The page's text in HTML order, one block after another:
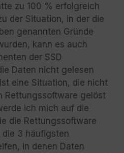
zu 100 % erfolgreich
der Situation, in der die
genannten Gründe
kann es auch
der SSD
Daten nicht gelesen
eine Situation, die nicht
Rettungssoftware gelöst
ich mich auf die
die Rettungssoftware
die 3 häufigsten
in denen Daten